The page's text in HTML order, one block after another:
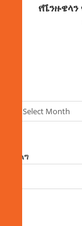
የቬንዙዌላን
Select Month
ፈልግ